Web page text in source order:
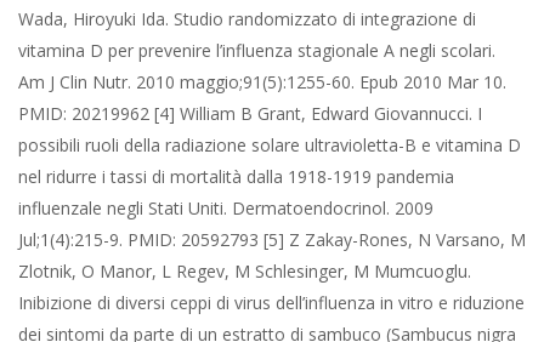
Wada, Hiroyuki Ida. Studio randomizzato di integrazione di
vitamina D per prevenire l’influenza stagionale A negli scolari.
Am J Clin Nutr. 2010 maggio;91(5):1255-60. Epub 2010 Mar 10.
PMID: 20219962 [4] William B Grant, Edward Giovannucci. I
possibili ruoli della radiazione solare ultravioletta-B e vitamina D
nel ridurre i tassi di mortalità dalla 1918-1919 pandemia
influenzale negli Stati Uniti. Dermatoendocrinol. 2009
Jul;1(4):215-9. PMID: 20592793 [5] Z Zakay-Rones, N Varsano, M
Zlotnik, O Manor, L Regev, M Schlesinger, M Mumcuoglu.
Inibizione di diversi ceppi di virus dell’influenza in vitro e riduzione
dei sintomi da parte di un estratto di sambuco (Sambucus nigra